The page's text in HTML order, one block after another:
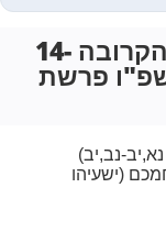
זמני כניסת ויציאת השבת הקרובה 14-
ה'תשפ"ו פרשת
נב,יב)
(ישעיהו